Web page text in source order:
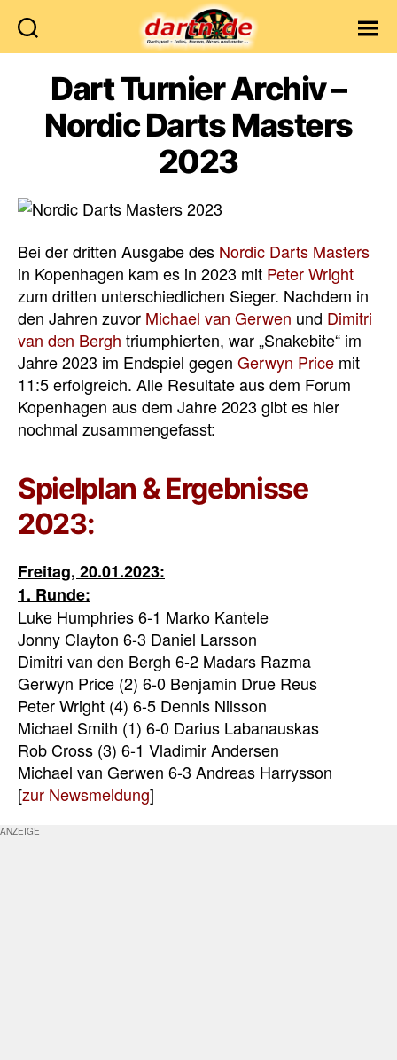
Dart Turnier Archiv –
Nordic Darts Masters
2023
Bei der dritten Ausgabe des Nordic Darts Masters
in Kopenhagen kam es in 2023 mit Peter Wright
zum dritten unterschiedlichen Sieger. Nachdem in
den Jahren zuvor Michael van Gerwen und Dimitri
van den Bergh triumphierten, war „Snakebite“ im
Jahre 2023 im Endspiel gegen Gerwyn Price mit
11:5 erfolgreich. Alle Resultate aus dem Forum
Kopenhagen aus dem Jahre 2023 gibt es hier
nochmal zusammengefasst:
Spielplan & Ergebnisse
2023:
Freitag, 20.01.2023:
1. Runde:
Luke Humphries 6-1 Marko Kantele
Jonny Clayton 6-3 Daniel Larsson
Dimitri van den Bergh 6-2 Madars Razma
Gerwyn Price (2) 6-0 Benjamin Drue Reus
Peter Wright (4) 6-5 Dennis Nilsson
Michael Smith (1) 6-0 Darius Labanauskas
Rob Cross (3) 6-1 Vladimir Andersen
Michael van Gerwen 6-3 Andreas Harrysson
[zur Newsmeldung]